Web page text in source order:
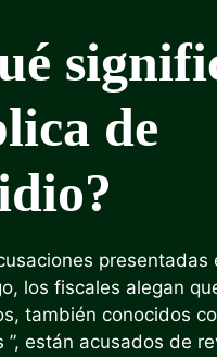
de
presentadas
los fiscales alegan
también conocidos
”, están acusados de